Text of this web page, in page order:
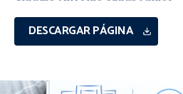
DESCARGAR PÁGINA